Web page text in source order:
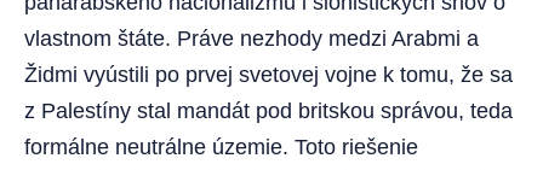
vlastnom štáte. Práve nezhody medzi Arabmi a
Židmi vyústili po prvej svetovej vojne k tomu, že sa
z Palestíny stal mandát pod britskou správou, teda
formálne neutrálne územie. Toto riešenie